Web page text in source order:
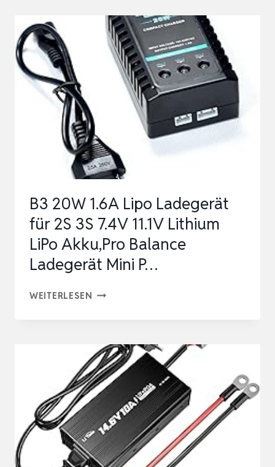
LADEGERÄT,
18650
AKKU
LADEGERÄT
TESTFUNKTIONEN,
DISPLAY
BATTER…
B3 20W 1.6A Lipo Ladegerät
für 2S 3S 7.4V 11.1V Lithium
LiPo Akku,Pro Balance
Ladegerät Mini P…
WEITERLESEN B3
LIPO
LADEGERÄT
FÜR
2S
3S
7.4V
11.1V